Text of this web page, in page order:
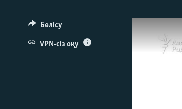
Бөлісу
VPN-сіз оқу